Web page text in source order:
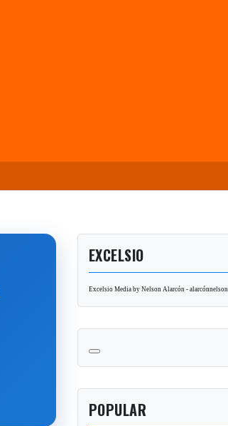
EXCELSIO
Excelsio Media by Nelson Alarcón - alarcónnelson
POPULAR